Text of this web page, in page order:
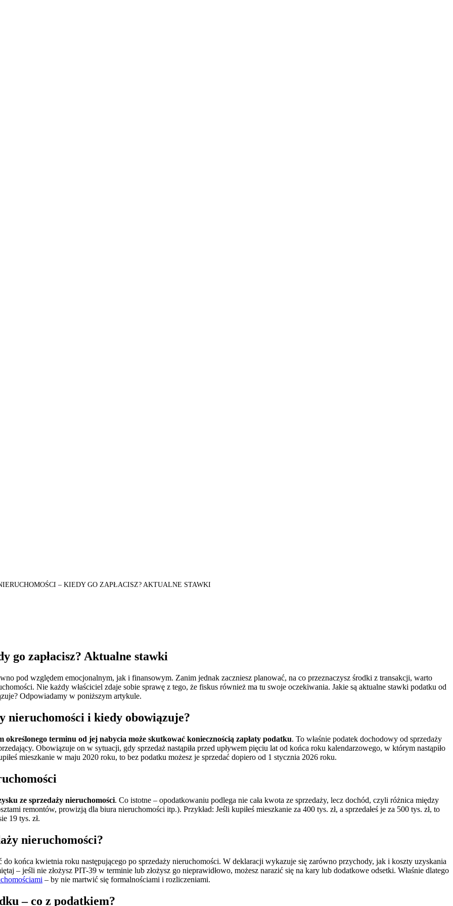
– KIEDY GO ZAPŁACISZ? AKTUALNE STAWKI
go zapłacisz? Aktualne stawki
pod względem emocjonalnym, jak i finansowym. Zanim jednak zaczniesz planować, na co przeznaczysz środki z transakcji, warto
Nie każdy właściciel zdaje sobie sprawę z tego, że fiskus również ma tu swoje oczekiwania. Jakie są aktualne stawki podatku od
Odpowiadamy w poniższym artykule.
nieruchomości i kiedy obowiązuje?
określonego terminu od jej nabycia może skutkować koniecznością zapłaty podatku. To właśnie podatek dochodowy od sprzedaży
Obowiązuje on w sytuacji, gdy sprzedaż nastąpiła przed upływem pięciu lat od końca roku kalendarzowego, w którym nastąpiło
mieszkanie w maju 2020 roku, to bez podatku możesz je sprzedać dopiero od 1 stycznia 2026 roku.
ze sprzedaży nieruchomości. Co istotne – opodatkowaniu podlega nie cała kwota ze sprzedaży, lecz dochód, czyli różnica między
remontów, prowizją dla biura nieruchomości itp.). Przykład: Jeśli kupiłeś mieszkanie za 400 tys. zł, a sprzedałeś je za 500 tys. zł, to
19 tys. zł.
nieruchomości?
do końca kwietnia roku następującego po sprzedaży nieruchomości. W deklaracji wykazuje się zarówno przychody, jak i koszty uzyskania
– jeśli nie złożysz PIT-39 w terminie lub złożysz go nieprawidłowo, możesz narazić się na kary lub dodatkowe odsetki. Właśnie dlatego
– by nie martwić się formalnościami i rozliczeniami.
– co z podatkiem?